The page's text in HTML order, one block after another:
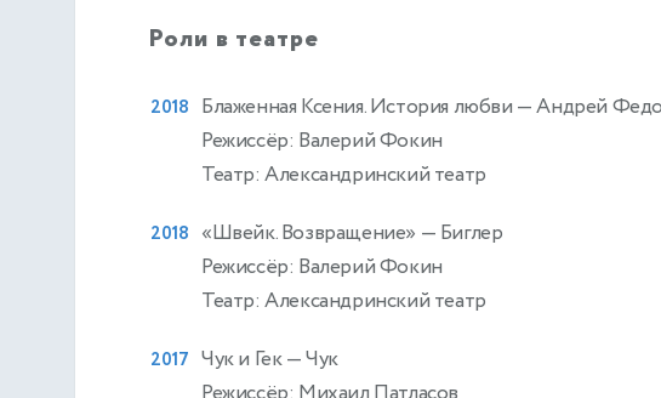
Роли в театре
2018 Блаженная Ксения. История любви — Андрей
Режиссёр: Валерий Фокин
Театр: Александринский театр
2018 «Швейк. Возвращение» — Биглер
Режиссёр: Валерий Фокин
Театр: Александринский театр
2017 Чук и Гек— Чук